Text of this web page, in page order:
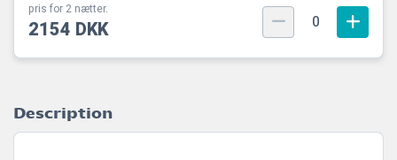
pris for 2 nætter.
2154 DKK 0
Description